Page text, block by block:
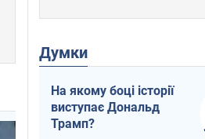
Думки
На якому боці історії
виступає Дональд
Трамп?